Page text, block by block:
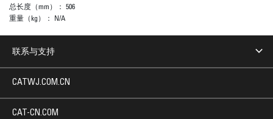
总长度（mm）： 506
重量（kg）： N/A
联系与支持
CATWJ.COM.CN
CAT-CN.COM